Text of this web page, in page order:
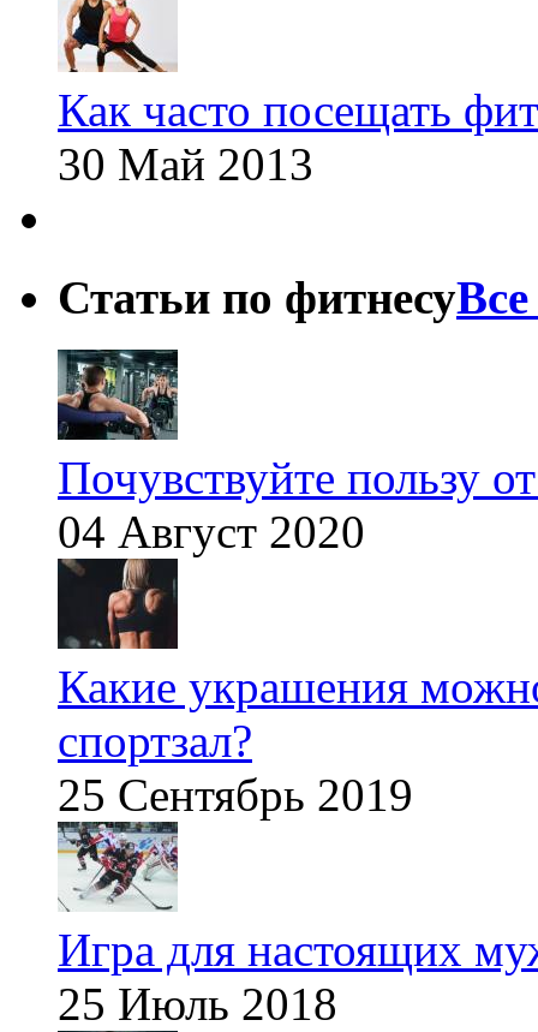
Как часто посещать
30 Май 2013
Статьи по фитнесу
Почувствуйте пользу
04 Август 2020
Какие украшения
спортзал?
25 Сентябрь 2019
Игра для настоящих
25 Июль 2018